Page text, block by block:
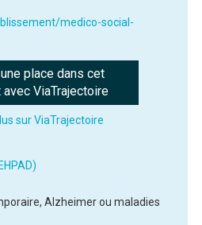
medico-social-
place dans cet
ViaTrajectoire
sur ViaTrajectoire
Alzheimer ou maladies